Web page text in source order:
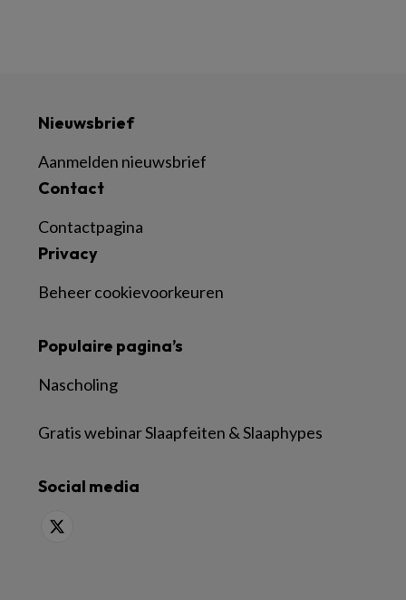
Nieuwsbrief
Aanmelden nieuwsbrief
Contact
Contactpagina
Privacy
Beheer cookievoorkeuren
Populaire pagina’s
Nascholing
Gratis webinar Slaapfeiten & Slaaphypes
Social media